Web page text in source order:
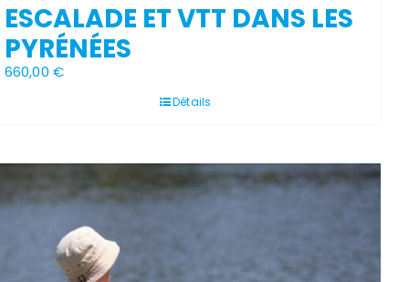
ESCALADE ET VTT DANS LES
PYRÉNÉES
660,00€
Détails